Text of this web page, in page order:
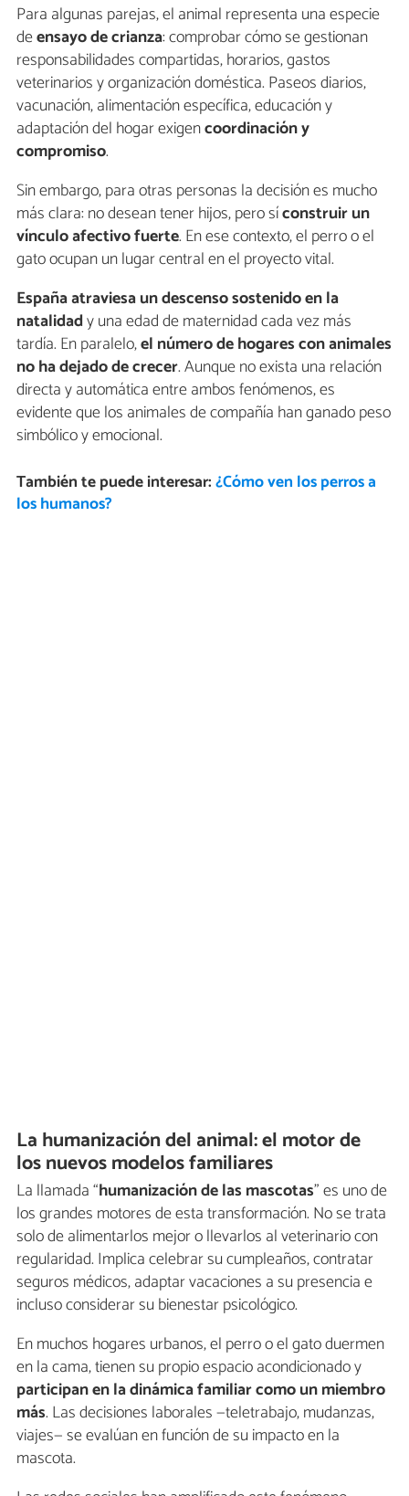
Para algunas parejas, el animal representa una especie
deensayo de crianza: comprobar cómo se gestionan
responsabilidades compartidas, horarios, gastos
veterinarios y organización doméstica. Paseos diarios,
vacunación, alimentación específica, educación y
adaptación del hogar exigencoordinación y
compromiso.
Sin embargo, para otras personas la decisión es mucho
más clara: no desean tener hijos, pero síconstruir un
vínculo afectivo fuerte. En ese contexto, el perro o el
gato ocupan un lugar central en el proyecto vital.
España atraviesa un descenso sostenido en la
natalidady una edad de maternidad cada vez más
tardía. En paralelo,el número de hogares con animales
no ha dejado de crecer. Aunque no exista una relación
directa y automática entre ambos fenómenos, es
evidente que los animales de compañía han ganado peso
simbólico y emocional.
También te puede interesar:¿Cómo ven los perros a
los humanos?
La humanización del animal: el motor de
los nuevos modelos familiares
La llamada “humanización de las mascotas” es uno de
los grandes motores de esta transformación. No se trata
solo de alimentarlos mejor o llevarlos al veterinario con
regularidad. Implica celebrar su cumpleaños, contratar
seguros médicos, adaptar vacaciones a su presencia e
incluso considerar su bienestar psicológico.
En muchos hogares urbanos, el perro o el gato duermen
en la cama, tienen su propio espacio acondicionado y
participan en la dinámica familiar como un miembro
más. Las decisiones laborales —teletrabajo, mudanzas,
viajes— se evalúan en función de su impacto en la
mascota.